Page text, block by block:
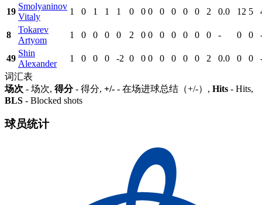
19
Smolyaninov
Vitaly
1 0 1 1 1 0 0 0 0 0 0 0 2 0.0 12 5
8
Tokarev
Artyom
1 0 0 0 0 2 0 0 0 0 0 0 0 - 0 0
49
Shin
Alexander
1 0 0 0 -2 0 0 0 0 0 0 0 2 0.0 0 0
词汇表
场次 - 场次, 得分- 得分, +/- - 在场进球总结（+/-）, Hits - Hits,
BLS - Blocked shots
球员统计